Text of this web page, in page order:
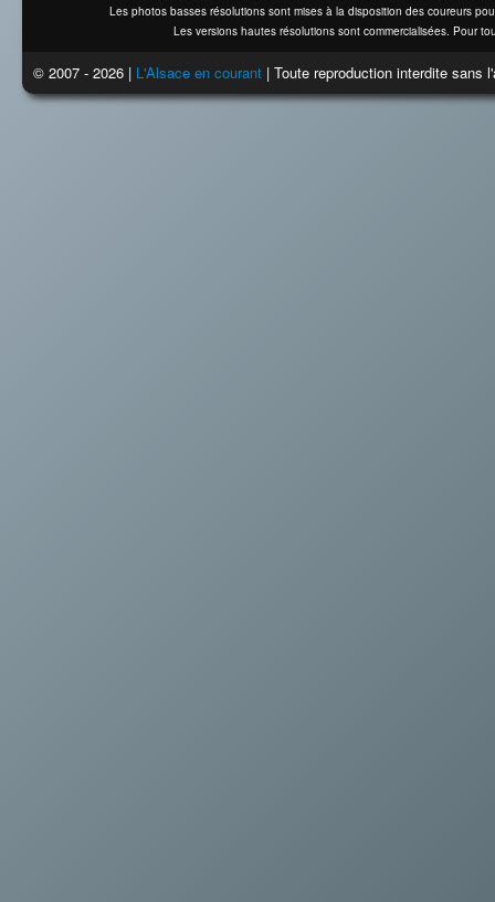
Les photos basses résolutions sont mises à la disposition des coureurs
Les versions hautes résolutions sont commercialisées. Pour
© 2007 - 2026 | L'Alsace en courant | Toute reproduction interdite sans